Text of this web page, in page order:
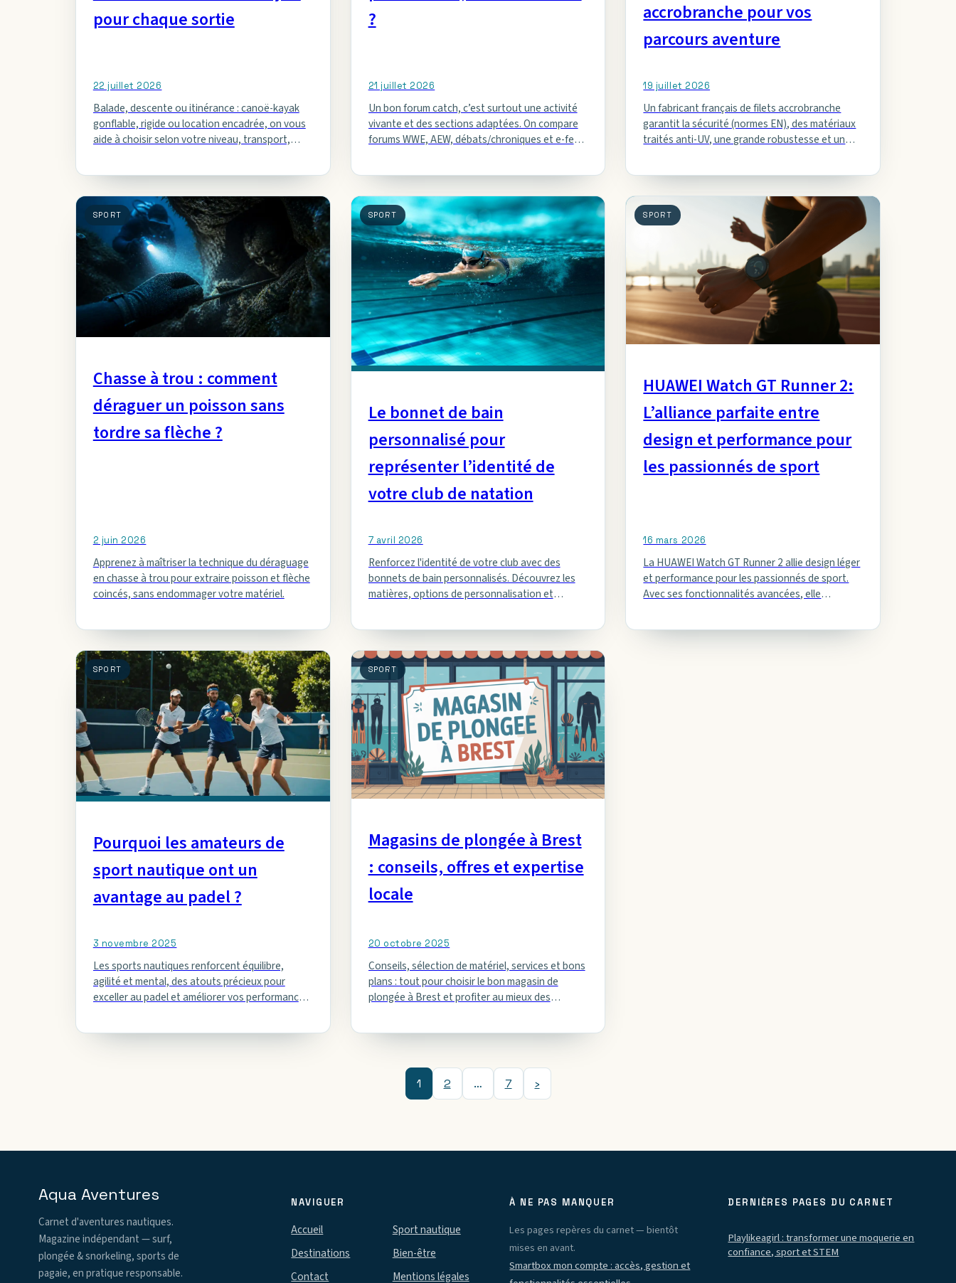
pour chaque sortie
22 juillet 2026
Balade, descente ou itinérance : canoë-kayak
gonflable, rigide ou location encadrée, on vous
aide à choisir selon votre niveau, transport,
?
21 juillet 2026
Un bon forum catch, c’est surtout une activité
vivante et des sections adaptées. On compare
forums WWE, AEW, débats/chroniques et e-feds
accrobranche pour vos
parcours aventure
19 juillet 2026
Un fabricant français de filets accrobranche
garantit la sécurité (normes EN), des matériaux
traités anti-UV, une grande robustesse et un
SPORT
Chasse à trou : comment
déraguer un poisson sans
tordre sa flèche ?
2 juin 2026
Apprenez à maîtriser la technique du déraguage
en chasse à trou pour extraire poisson et flèche
coincés, sans endommager votre matériel.
SPORT
Le bonnet de bain
personnalisé pour
représenter l’identité de
votre club de natation
7 avril 2026
Renforcez l'identité de votre club avec des
bonnets de bain personnalisés. Découvrez les
matières, options de personnalisation et
SPORT
HUAWEI Watch GT Runner 2:
L’alliance parfaite entre
design et performance pour
les passionnés de sport
16 mars 2026
La HUAWEI Watch GT Runner 2 allie design léger
et performance pour les passionnés de sport.
Avec ses fonctionnalités avancées, elle
SPORT
Pourquoi les amateurs de
sport nautique ont un
avantage au padel ?
3 novembre 2025
Les sports nautiques renforcent équilibre,
agilité et mental, des atouts précieux pour
exceller au padel et améliorer vos performances
SPORT
Magasins de plongée à Brest
: conseils, offres et expertise
locale
20 octobre 2025
Conseils, sélection de matériel, services et bons
plans : tout pour choisir le bon magasin de
plongée à Brest et profiter au mieux des
1 2 … 7 ›
Aqua Aventures
Carnet d'aventures nautiques.
Magazine indépendant — surf,
plongée & snorkeling, sports de
pagaie, en pratique responsable.
NAVIGUER
Accueil
Sport nautique
Destinations
Bien-être
Contact
Mentions légales
À NE PAS MANQUER
Les pages repères du carnet — bientôt
mises en avant.
Smartbox mon compte : accès, gestion et
DERNIÈRES PAGES DU CARNET
Playlikeagirl : transformer une moquerie en
confiance, sport et STEM